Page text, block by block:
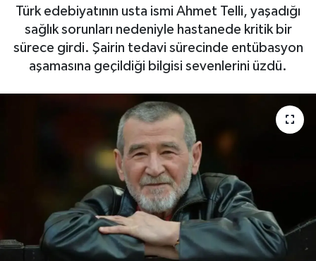
Türk edebiyatının usta ismi Ahmet Telli, yaşadığı
sağlık sorunları nedeniyle hastanede kritik bir
sürece girdi. Şairin tedavi sürecinde entübasyon
aşamasına geçildiği bilgisi sevenlerini üzdü.
EKONOMİ
GÜNDEM
BÖLGE
KEŞFET
Tüm Manşetler
Son Dakika Haberleri